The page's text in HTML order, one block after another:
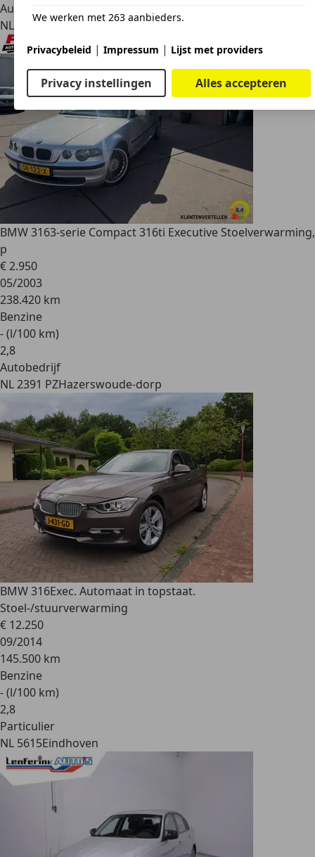
Autobedrijf
NL 8606 VPSneek
BMW 3163-serie Compact 316ti Executive Stoelverwarming,
p
€ 2.950
05/2003
238.420 km
Benzine
- (l/100 km)
2,8
Autobedrijf
NL 2391 PZHazerswoude-dorp
BMW 316Exec. Automaat in topstaat.
Stoel-/stuurverwarming
€ 12.250
09/2014
145.500 km
Benzine
- (l/100 km)
2,8
Particulier
NL 5615Eindhoven
We werken met 263 aanbieders.
Privacybeleid | Impressum | Lijst met providers
Privacy instellingen Alles accepteren